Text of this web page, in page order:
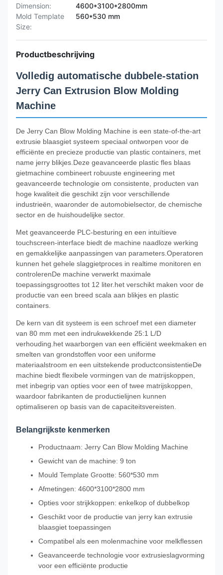
Dimension:
4600*3100*2800mm
Mold Template
Size:
560*530 mm
Productbeschrijving
Volledig automatische dubbele-station
Jerry Can Extrusion Blow Molding
Machine
De Jerry Can Blow Molding Machine is een state-of-the-art
extrusie blaasgiet systeem speciaal ontworpen voor de
efficiënte en precieze productie van plastic containers, met
name jerry blikjes.Deze geavanceerde plastic fles blaas
gietmachine combineert robuuste engineering met
geavanceerde technologie om consistente, producten van
hoge kwaliteit die geschikt zijn voor verschillende
industrieën, waaronder de automobielsector, de chemische
sector en de huishoudelijke sector.
Met geavanceerde PLC-besturing en een intuïtieve
touchscreen-interface biedt de machine naadloze werking
en gemakkelijke aanpassingen van parameters.Operatoren
kunnen het gehele slaggietproces in realtime monitoren en
controlerenDe machine verwerkt maximale
toepassingsgroottes tot 12 liter.het verschikt maken voor de
productie van een breed scala aan blikjes en plastic
containers.
De kern van dit systeem is een schroef met een diameter
van 80 mm met een indrukwekkende 25:1 L/D
verhouding.het waarborgen van een efficiënt weekmaken en
smelten van grondstoffen voor een uniforme
materiaalstroom en een uitstekende productconsistentieDe
machine biedt flexibele vormingen van de matrijskoppen,
met inbegrip van opties voor een of twee matrijskoppen,
waardoor fabrikanten de productielijnen kunnen
optimaliseren op basis van de capaciteitsvereisten.
Belangrijkste kenmerken
Productnaam: Jerry Can Blow Molding Machine
Gewicht van de machine: 9 ton
Mould Template Grootte: 560*530 mm
Afmetingen: 4600*3100*2800 mm
Opties voor strijkkoppen: enkelkop of dubbelkop
Geschikt voor de productie van jerry kan extrusie
blaasgiet toepassingen
Compatibel als een molenmachine voor melkflessen
Geavanceerde technologie voor extrusieslagvorming
voor een efficiënte productie